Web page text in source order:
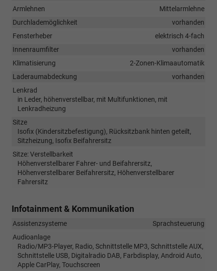
Armlehnen
Mittelarmlehne
Durchlademöglichkeit
vorhanden
Fensterheber
elektrisch 4-fach
Innenraumfilter
vorhanden
Klimatisierung
2-Zonen-Klimaautomatik
Laderaumabdeckung
vorhanden
Lenkrad
in Leder, höhenverstellbar, mit Multifunktionen, mit
Lenkradheizung
Sitze
Isofix (Kindersitzbefestigung), Rücksitzbank hinten geteilt,
Sitzheizung, Isofix Beifahrersitz
Sitze: Verstellbarkeit
Höhenverstellbarer Fahrer- und Beifahrersitz,
Höhenverstellbarer Beifahrersitz, Höhenverstellbarer
Fahrersitz
Infotainment & Kommunikation
Assistenzsysteme
Sprachsteuerung
Audioanlage
Radio/MP3-Player, Radio, Schnittstelle MP3, Schnittstelle AUX,
Schnittstelle USB, Digitalradio DAB, Farbdisplay, Android Auto,
Apple CarPlay, Touchscreen